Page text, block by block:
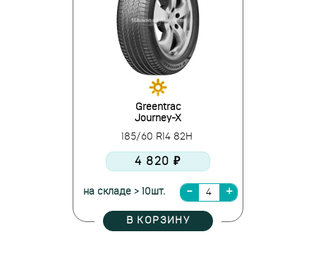
Greentrac
Journey-X
185/60 R14 82H
4 820 ₽
на складе > 10шт.
В КОРЗИНУ